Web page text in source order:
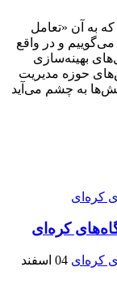
به آن «تعامل
و در واقع
بهینه‌سازی
حوزه مدیریت
به چشم می‌آید
کره‌ای‌
04 اسفند